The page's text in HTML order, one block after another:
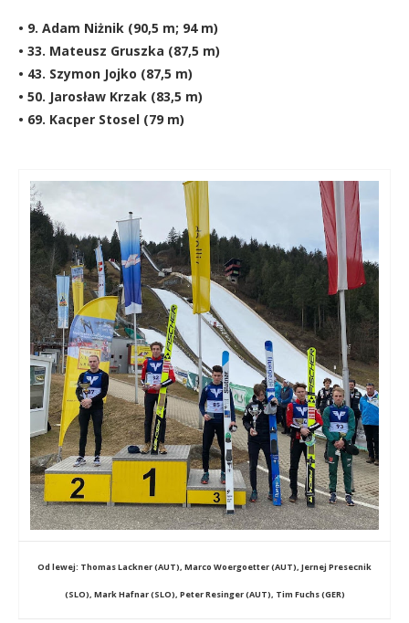
• 9. Adam Niżnik (90,5 m; 94 m)
• 33. Mateusz Gruszka (87,5 m)
• 43. Szymon Jojko (87,5 m)
• 50. Jarosław Krzak (83,5 m)
• 69. Kacper Stosel (79 m)
Od lewej: Thomas Lackner (AUT), Marco Woergoetter (AUT), Jernej Presecnik
(SLO), Mark Hafnar (SLO), Peter Resinger (AUT), Tim Fuchs (GER)